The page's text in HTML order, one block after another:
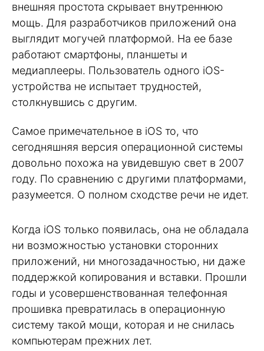
внешняя простота скрывает внутреннюю
мощь. Для разработчиков приложений она
выглядит могучей платформой. На ее базе
работают смартфоны, планшеты и
медиаплееры. Пользователь одного iOS-
устройства не испытает трудностей,
столкнувшись с другим.
Самое примечательное в iOS то, что
сегодняшняя версия операционной системы
довольно похожа на увидевшую свет в 2007
году. По сравнению с другими платформами,
разумеется. О полном сходстве речи не идет.
Когда iOS только появилась, она не обладала
ни возможностью установки сторонних
приложений, ни многозадачностью, ни даже
поддержкой копирования и вставки. Прошли
годы и усовершенствованная телефонная
прошивка превратилась в операционную
систему такой мощи, которая и не снилась
компьютерам прежних лет.